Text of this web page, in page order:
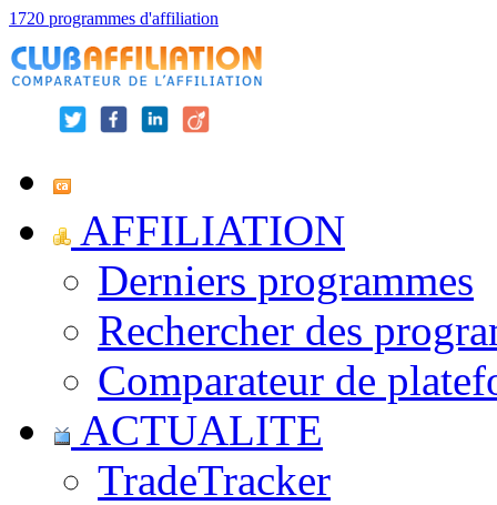
1720 programmes d'affiliation
AFFILIATION
Derniers programmes
Rechercher des
Comparateur de
ACTUALITE
TradeTracker